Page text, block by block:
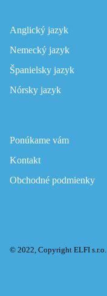
Anglický jazyk
Nemecký jazyk
Španielsky jazyk
Nórsky jazyk
Ponúkame vám
Kontakt
Obchodné podmienky
© 2022, Copyright ELFI s.r.o.